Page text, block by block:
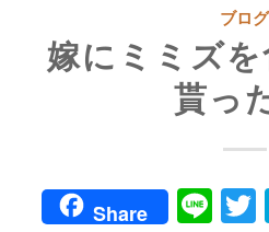
ブログ
嫁にミミズ
貰っ
Share